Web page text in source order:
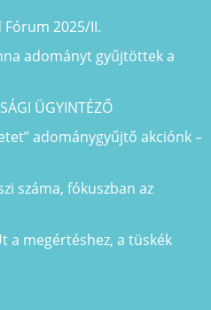
Fórum 2025/II.
adományt gyűjtöttek a
ÜGYINTÉZŐ
adománygyűjtő akciónk –
száma, fókuszban az
a megértéshez, a tüskék